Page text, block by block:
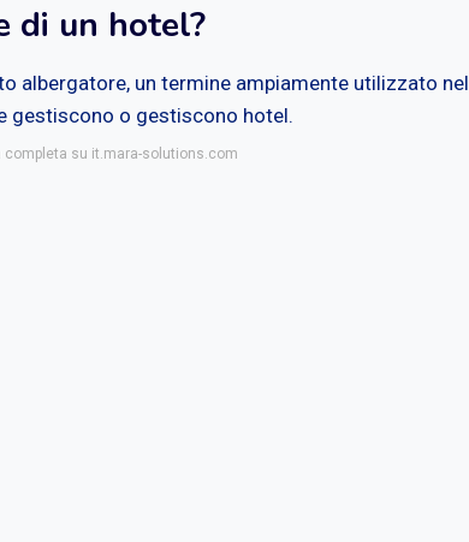
di un hotel?
albergatore, un termine ampiamente utilizzato nel
gestiscono o gestiscono hotel.
su it.mara-solutions.com